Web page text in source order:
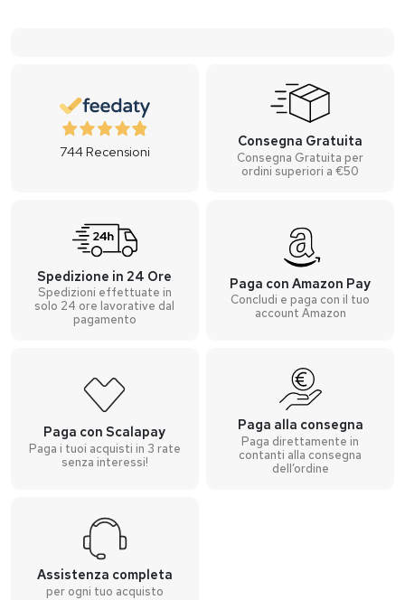
744Recensioni
Consegna Gratuita
Consegna Gratuita per
ordini superiori a €50
Spedizione in 24 Ore
Spedizioni effettuate in
solo 24 ore lavorative dal
pagamento
Paga con Amazon Pay
Concludi e paga con il tuo
account Amazon
Paga con Scalapay
Paga i tuoi acquisti in 3 rate
senza interessi!
Paga alla consegna
Paga direttamente in
contanti alla consegna
dell’ordine
Assistenza completa
per ogni tuo acquisto